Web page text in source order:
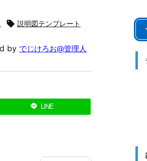
 説明図テンプレート
by でじけろお@管理人
LINE